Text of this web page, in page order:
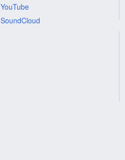
YouTube
SoundCloud